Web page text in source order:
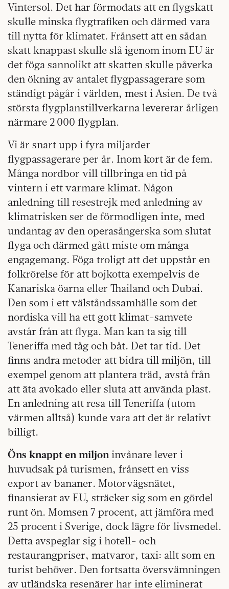
Vintersol. Det har förmodats att en flygskatt
skulle minska flygtrafiken och därmed vara
till nytta för klimatet. Frånsett att en sådan
skatt knappast skulle slå igenom inom EU är
det föga sannolikt att skatten skulle påverka
den ökning av antalet flygpassagerare som
ständigt pågår i världen, mest i Asien. De två
största flygplanstillverkarna levererar årligen
närmare 2 000 flygplan.
Vi är snart upp i fyra miljarder
flygpassagerare per år. Inom kort är de fem.
Många nordbor vill tillbringa en tid på
vintern i ett varmare klimat. Någon
anledning till resestrejk med anledning av
klimatrisken ser de förmodligen inte, med
undantag av den operasångerska som slutat
flyga och därmed gått miste om många
engagemang. Föga troligt att det uppstår en
folkrörelse för att bojkotta exempelvis de
Kanariska öarna eller Thailand och Dubai.
Den som i ett välståndssamhälle som det
nordiska vill ha ett gott klimat-samvete
avstår från att flyga. Man kan ta sig till
Teneriffa med tåg och båt. Det tar tid. Det
finns andra metoder att bidra till miljön, till
exempel genom att plantera träd, avstå från
att äta avokado eller sluta att använda plast.
En anledning att resa till Teneriffa (utom
värmen alltså) kunde vara att det är relativt
billigt.
Öns knappt en miljoninvånare lever i
huvudsak på turismen, frånsett en viss
export av bananer. Motorvägsnätet,
finansierat av EU, sträcker sig som en gördel
runt ön. Momsen 7 procent, att jämföra med
25 procent i Sverige, dock lägre för livsmedel.
Detta avspeglar sig i hotell- och
restaurangpriser, matvaror, taxi: allt som en
turist behöver. Den fortsatta översvämningen
av utländska resenärer har inte eliminerat